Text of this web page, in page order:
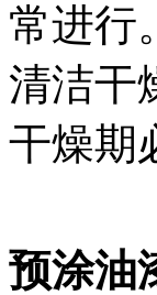
常进行
清洁干
干燥期
预涂油